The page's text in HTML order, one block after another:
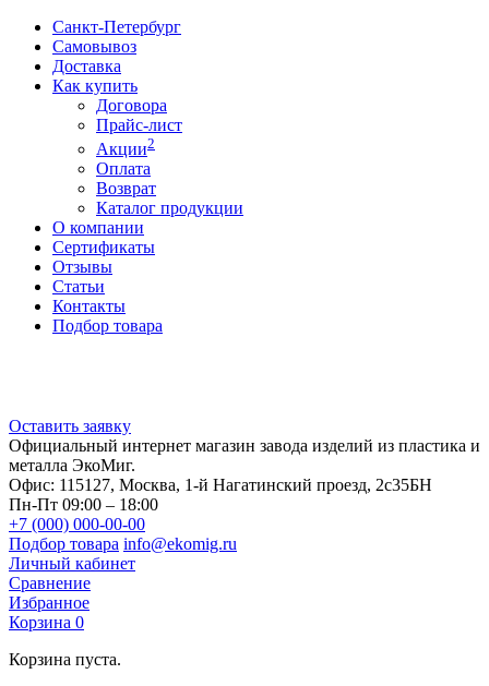
Санкт-Петербург
Самовывоз
Доставка
Как купить
Договора
Прайс-лист
Акции2
Оплата
Возврат
Каталог продукции
О компании
Сертификаты
Отзывы
Статьи
Контакты
Подбор товара
Оставить заявку
Официальный интернет магазин завода изделий из пластика и
металла ЭкоМиг.
Офис: 115127, Москва, 1-й Нагатинский проезд, 2с35БН
Пн-Пт 09:00 – 18:00
+7 (000) 000-00-00
Подбор товара info@ekomig.ru
Личный кабинет
Сравнение
Избранное
Корзина 0
Корзина пуста.